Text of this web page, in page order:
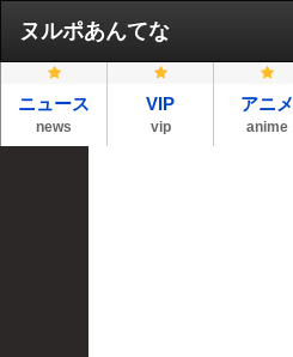
ヌルポあんてな
ニュース
news
VIP
vip
アニメ
anime